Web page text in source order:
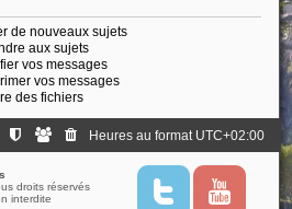
de nouveaux sujets
aux sujets
vos messages
vos messages
des fichiers
Heures au format UTC+02:00
droits réservés
interdite
T
Y